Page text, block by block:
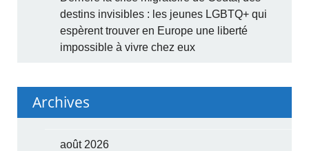
destins invisibles : les jeunes LGBTQ+ qui
espèrent trouver en Europe une liberté
impossible à vivre chez eux
Archives
août 2026